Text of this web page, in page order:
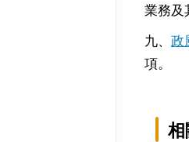
業務及
九、 政
項。